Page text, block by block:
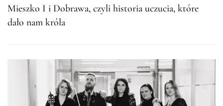
Mieszko I i Dobrawa, czyli historia uczucia, które
dało nam króla